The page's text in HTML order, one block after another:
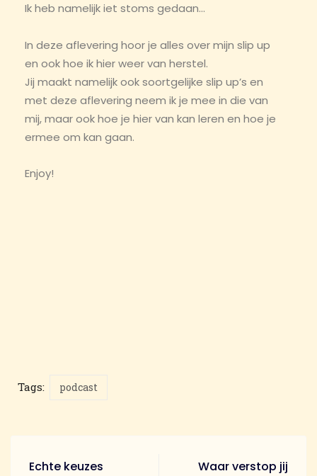
Ik heb namelijk iet stoms gedaan…
In deze aflevering hoor je alles over mijn slip up
en ook hoe ik hier weer van herstel.
Jij maakt namelijk ook soortgelijke slip up’s en
met deze aflevering neem ik je mee in die van
mij, maar ook hoe je hier van kan leren en hoe je
ermee om kan gaan.
Enjoy!
Tags: podcast
Echte keuzes
Waar verstop jij